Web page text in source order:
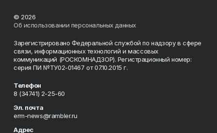
© 2026
Об использовании персональных данных
Зарегистрировано Федеральной службой по надзору в сфере
связи, информационных технологий и массовых
коммуникаций (РОСКОМНАДЗОР). Регистрационный номер:
серия ПИ №ТУ02-01467 от 07.10.2015 г.
Телефон
8 (34741) 2-25-60
Эл. почта
erm-news@rambler.ru
Адрес